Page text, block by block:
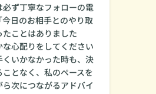
必ず丁寧なフォローの電
日のお相手とのやり取
たことはありました
な心配りをしてください
くいかなかった時も、決
ことなく、私のペースを
次につながるアドバイ